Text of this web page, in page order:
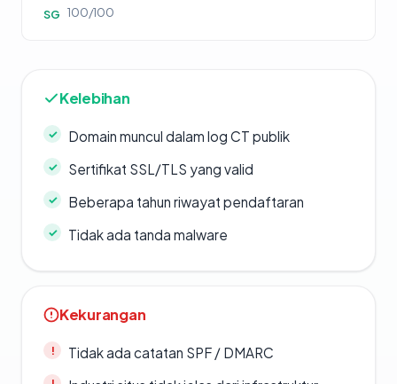
SG 100/100
Kelebihan
Domain muncul dalam log CT publik
Sertifikat SSL/TLS yang valid
Beberapa tahun riwayat pendaftaran
Tidak ada tanda malware
Kekurangan
Tidak ada catatan SPF / DMARC